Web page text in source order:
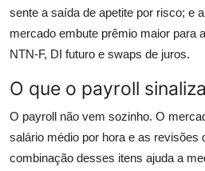
sente a saída de apetite por risco; e
mercado embute prêmio maior para
NTN-F, DI futuro e swaps de juros.
O que o payroll
O payroll não vem sozinho. O
salário médio por hora e as revisões
combinação desses itens ajuda a